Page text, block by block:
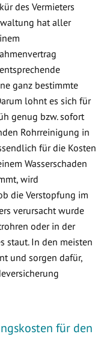
des Vermieters
hat aller
ganz bestimmte
lohnt es sich für
genug bzw. sofort
Rohrreinigung in
für die Kosten
Wasserschaden
wird
die Verstopfung im
verursacht wurde
oder in der
staut. In den meisten
und sorgen dafür,
für den